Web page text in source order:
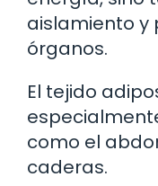
aislamiento y
órganos.
El tejido
como el
caderas.